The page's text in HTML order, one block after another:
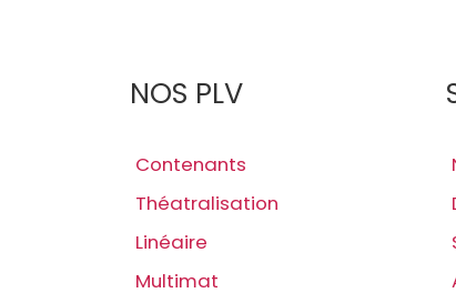
NOS PLV
Contenants
Théatralisation
Linéaire
Multimat